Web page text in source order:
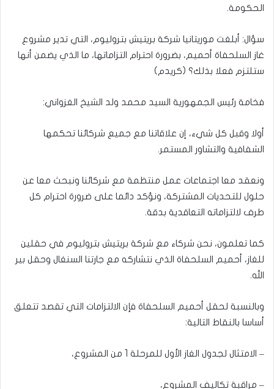
الحكومة.
سؤال: أبلغت موريتانيا شركة بريتيش بتروليوم، التي تدير مشروع
غاز السلحفاة أحميم، بضرورة احترام التزاماتها، ما الذي يضمن أنها
ستلتزم فعلا بذلك؟ (كريدم)
فخامة رئيس الجمهورية السيد محمد ولد الشيخ الغزواني:
أولا وقبل كل شيء، إن علاقاتنا مع جميع شركائنا تحكمها
الشفافية والتشاور المستمر.
ونعقد معا اجتماعات عمل منتظمة مع شركائنا ونبحث معا عن
حلول للتحديات المشتركة، ونؤكد دائما على ضرورة احترام كل
طرف لالتزاماته التعاقدية بدقة.
كما تعلمون، نحن شركاء مع شركة بريتيش بتروليوم في حقلين
للغاز، أحميم السلحفاة الذي نتشاركه مع جارتنا السنغال وحقل بير
الله.
وبالنسبة لحقل أحميم السلحفاة فإن الالتزامات التي تقصد تتعلق
أساسا بالنقاط التالية:
– الامتثال لجدول الغاز الأول للمرحلة 1 من المشروع،
– مراقبة تكاليف المشروع،